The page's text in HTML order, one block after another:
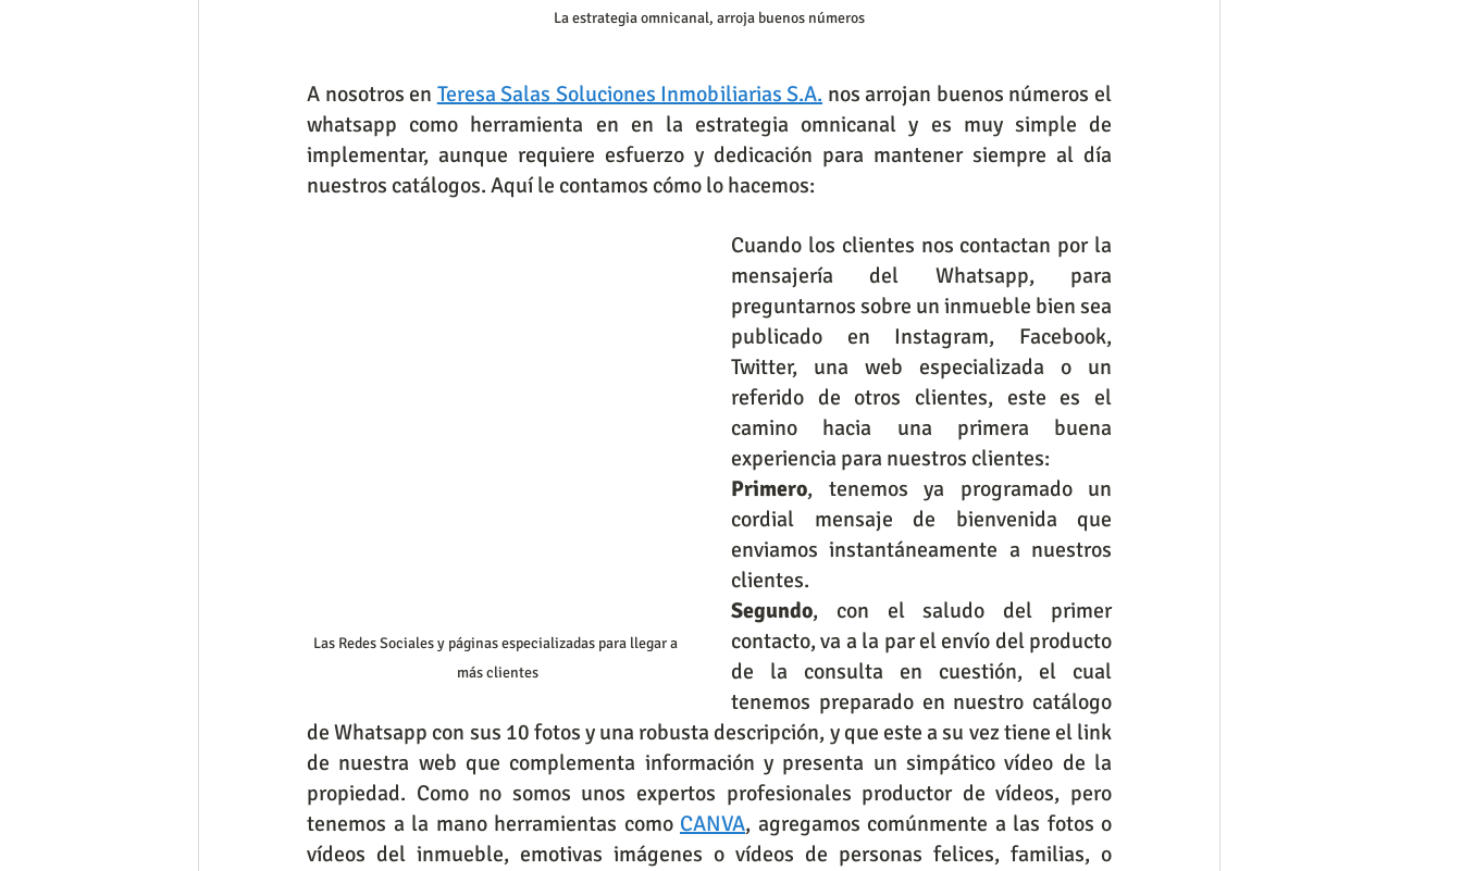
La estrategia omnicanal, arroja buenos números
A nosotros en Teresa Salas Soluciones Inmobiliarias S.A. nos arrojan buenos números el
whatsapp como herramienta en en la estrategia omnicanal y es muy simple de
implementar, aunque requiere esfuerzo y dedicación para mantener siempre al día
nuestros catálogos. Aquí le contamos cómo lo hacemos:
Las Redes Sociales y páginas especializadas para llegar a
más clientes
Cuando los clientes nos contactan por la
mensajería del Whatsapp, para
preguntarnos sobre un inmueble bien sea
publicado en Instagram, Facebook,
Twitter, una web especializada o un
referido de otros clientes, este es el
camino hacia una primera buena
experiencia para nuestros clientes:
Primero, tenemos ya programado un
cordial mensaje de bienvenida que
enviamos instantáneamente a nuestros
clientes.
Segundo, con el saludo del primer
contacto, va a la par el envío del producto
de la consulta en cuestión, el cual
tenemos preparado en nuestro catálogo
de Whatsapp con sus 10 fotos y una robusta descripción, y que este a su vez tiene el link
de nuestra web que complementa información y presenta un simpático vídeo de la
propiedad. Como no somos unos expertos profesionales productor de vídeos, pero
tenemos a la mano herramientas como CANVA, agregamos comúnmente a las fotos o
vídeos del inmueble, emotivas imágenes o vídeos de personas felices, familias, o